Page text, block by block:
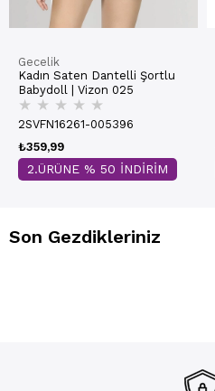
Gecelik
Kadın Saten Dantelli Şortlu
Babydoll | Vizon 025
★ ★ ★ ★ ★
2SVFN16261-005396
₺359,99
2.ÜRÜNE % 50 İNDİRİM
Son Gezdikleriniz